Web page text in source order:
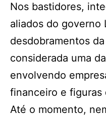
Nos bastidores,
aliados do governo
desdobramentos
considerada uma
envolvendo
financeiro e figuras
Até o momento,